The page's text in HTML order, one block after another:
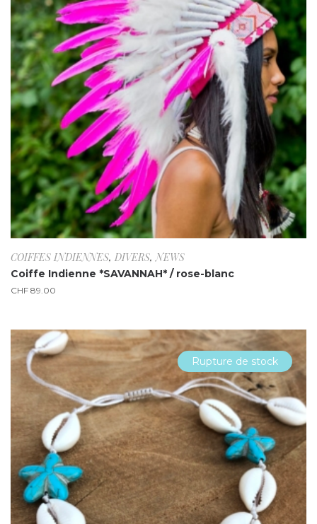
COIFFES INDIENNES, DIVERS, NEWS
Coiffe Indienne *SAVANNAH* / rose-blanc
CHF 89.00
Rupture de stock